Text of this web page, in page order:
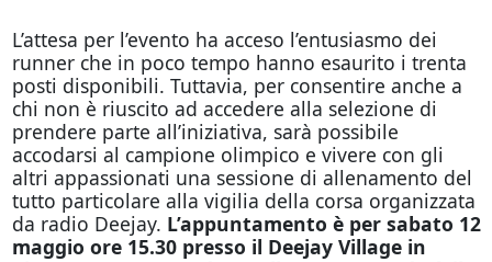
L’attesa per l’evento ha acceso l’entusiasmo dei
runner che in poco tempo hanno esaurito i trenta
posti disponibili. Tuttavia, per consentire anche a
chi non è riuscito ad accedere alla selezione di
prendere parte all’iniziativa, sarà possibile
accodarsi al campione olimpico e vivere con gli
altri appassionati una sessione di allenamento del
tutto particolare alla vigilia della corsa organizzata
da radio Deejay. L’appuntamento è per sabato 12
maggio ore 15.30 presso il Deejay Village in